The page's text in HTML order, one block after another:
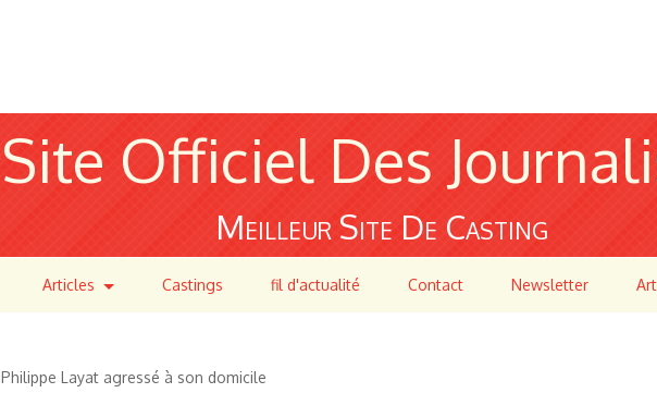
Site Officiel Des
Meilleur Site De Casting
Articles Castings fil d'actualité Contact Newsletter
Philippe Layat agressé à son domicile